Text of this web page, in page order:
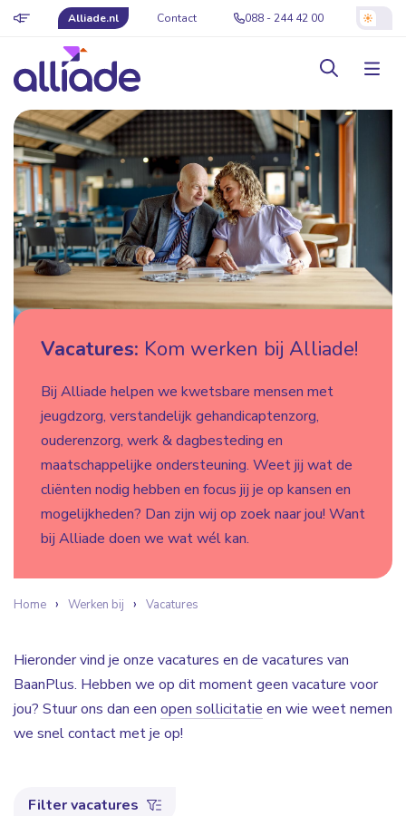
Alliade.nl Contact 088 - 244 42 00
Vacatures: Kom werken bij Alliade!
Bij Alliade helpen we kwetsbare mensen met
jeugdzorg, verstandelijk gehandicaptenzorg,
ouderenzorg, werk & dagbesteding en
maatschappelijke ondersteuning. Weet jij wat de
cliënten nodig hebben en focus jij je op kansen en
mogelijkheden? Dan zijn wij op zoek naar jou! Want
bij Alliade doen we wat wél kan.
Home Werken bij Vacatures
Hieronder vind je onze vacatures en de vacatures van
BaanPlus. Hebben we op dit moment geen vacature voor
jou? Stuur ons dan een open sollicitatie en wie weet nemen
we snel contact met je op!
Filter vacatures